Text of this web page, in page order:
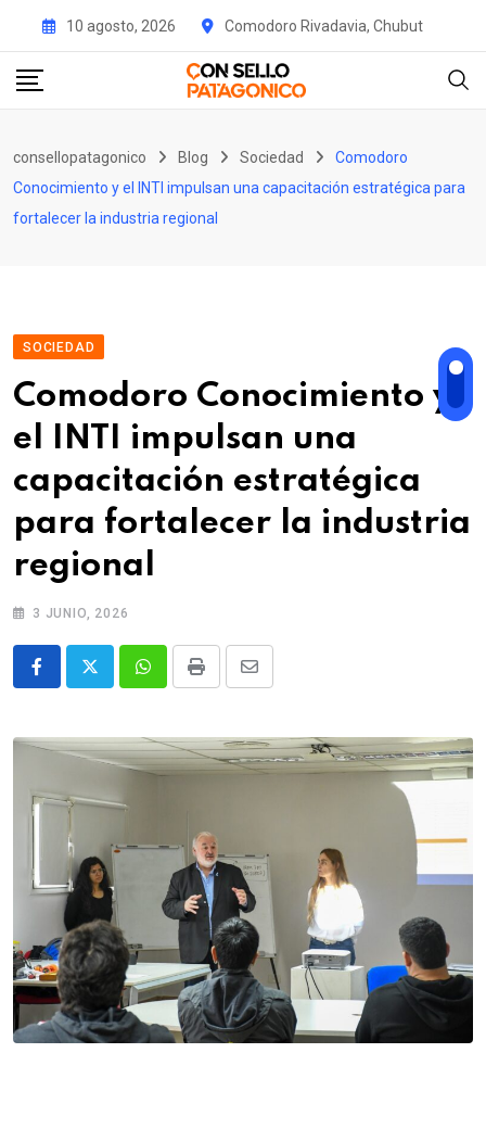
content
10 agosto, 2026 Comodoro Rivadavia, Chubut
consellopatagonico Blog Sociedad
Comodoro
Conocimiento y el INTI impulsan una capacitación estratégica para
fortalecer la industria regional
SOCIEDAD
Comodoro Conocimiento y
el INTI impulsan una
capacitación estratégica
para fortalecer la industria
regional
3 JUNIO, 2026
WhatsappPrint
Share
Email